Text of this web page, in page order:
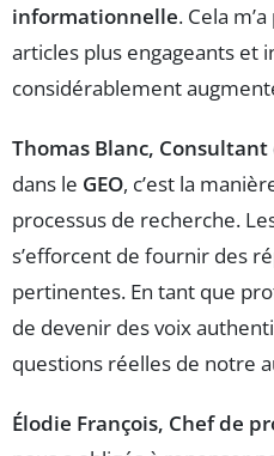
informationnelle. Cela
articles plus engageants et
considérablement
Thomas Blanc,
dans le GEO, c’est la
processus de recherche.
s’efforcent de fournir des
pertinentes. En tant que
de devenir des voix
questions réelles de notre
Élodie François, Chef de